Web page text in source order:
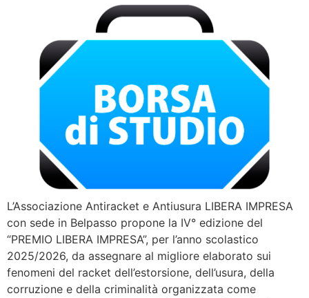
L’Associazione Antiracket e Antiusura LIBERA IMPRESA
con sede in Belpasso propone la IV° edizione del
“PREMIO LIBERA IMPRESA”, per l’anno scolastico
2025/2026, da assegnare al migliore elaborato sui
fenomeni del racket dell’estorsione, dell’usura, della
corruzione e della criminalità organizzata come